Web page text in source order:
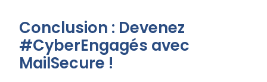
Conclusion : Devenez
#CyberEngagés avec
MailSecure !